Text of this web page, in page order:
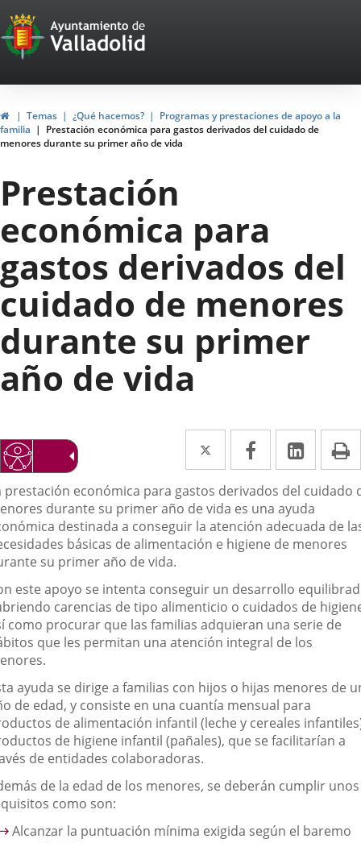
Portal
Web
del
Ayuntamiento
de
Valladolid
InicioTemas ¿Qué hacemos?
Programas y prestaciones de apoyo a la
familia
Prestación económica para gastos derivados del cuidado de
menores durante su primer año de vida
Prestación
económica para
gastos derivados del
cuidado de menores
durante su primer
año de vida
Twitter
Enlace
a
una
aplicación
externa.
Facebook
Enlace
a
una
aplicación
externa.
Enlace
a
una
prestación económica para gastos derivados del cuidado
durante su primer año de vida es una ayuda
destinada a conseguir la atención adecuada de
básicas de alimentación e higiene de menores
su primer año de vida.
este apoyo se intenta conseguir un desarrollo
carencias de tipo alimenticio o cuidados de
como procurar que las familias adquieran una serie de
que les permitan una atención integral de los
ayuda se dirige a familias con hijos o hijas menores de
de edad, y consiste en una cuantía mensual para
de alimentación infantil (leche y cereales
de higiene infantil (pañales), que se facilitarían a
de entidades colaboradoras.
de la edad de los menores, se deberán cumplir unos
como son:
Alcanzar la puntuación mínima exigida según el baremo